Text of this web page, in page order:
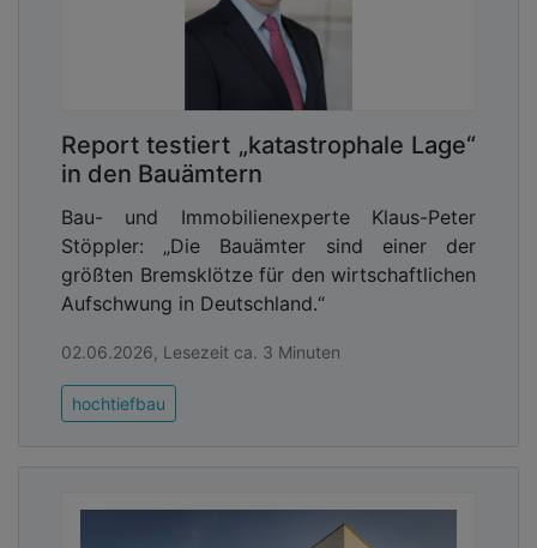
Report testiert „katastrophale Lage“
in den Bauämtern
Bau- und Immobilienexperte Klaus-Peter
Stöppler: „Die Bauämter sind einer der
größten Bremsklötze für den wirtschaftlichen
Aufschwung in Deutschland.“
02.06.2026, Lesezeit ca. 3 Minuten
hochtiefbau